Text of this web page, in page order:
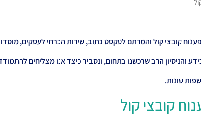
קובצי קול והמרתם לטקסט כתוב, שירות הכרחי לעסקים, מוסדות
והניסיון הרב שרכשנו בתחום, ונסביר כיצד אנו מצליחים
שונות.
קובצי קול